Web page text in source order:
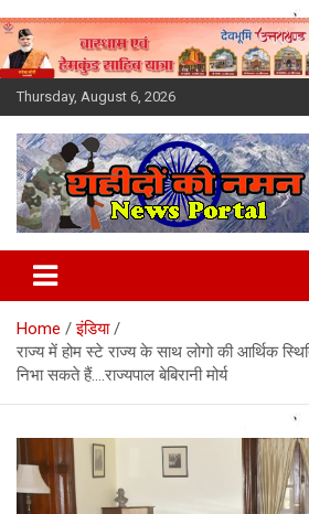
Skip
to
content
Thursday, August 6, 2026
Latest News
News,
Hindi
Home
इंडिया
राज्य में होम स्टे राज्य के साथ लोगो की आर्थिक
निभा सकते हैं….राज्यपाल बेबिरानी मोर्य